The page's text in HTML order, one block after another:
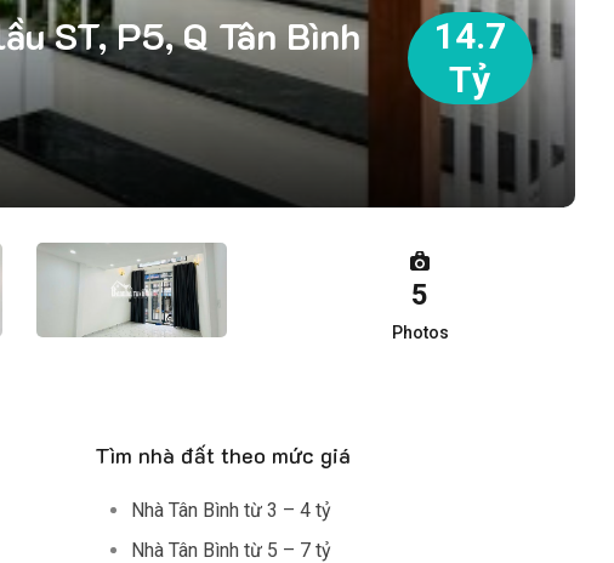
ST, P5, Q Tân Bình
14.7
Tỷ
5
Photos
Tìm nhà đất theo mức giá
Nhà Tân Bình từ 3 – 4 tỷ
Nhà Tân Bình từ 5 – 7 tỷ